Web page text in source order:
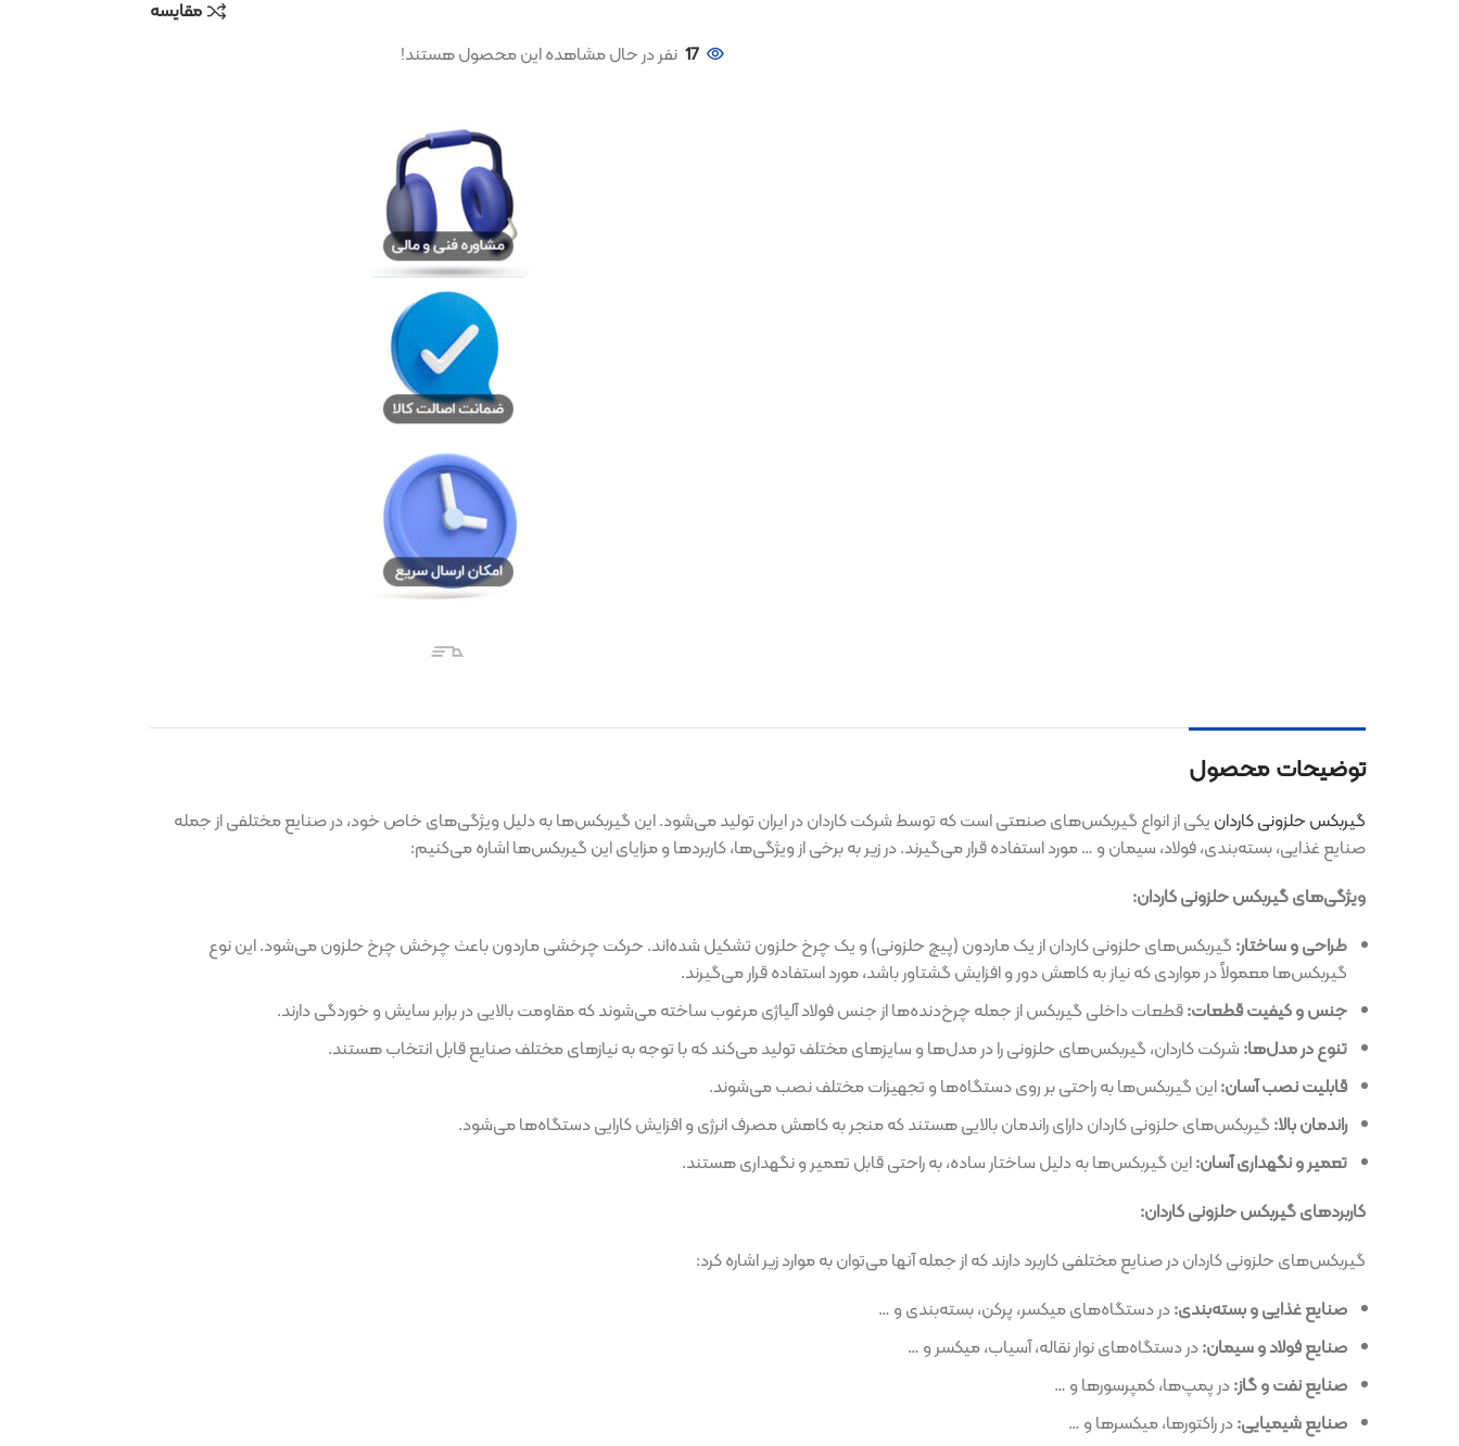
نفر در حال مشاهده این محصول هستند!
توضیحات محصول
گیربکس حلزونی کاردانیکی از انواع گیربکس‌های صنعتی است که توسط شرکت کاردان در ایران تولید می‌شود. این گیربکس‌ها به دلیل ویژگی‌های خاص خود، در صنایع مختلفی از جمله
صنایع غذایی، بسته‌بندی، فولاد، سیمان و … مورد استفاده قرار می‌گیرند. در زیر به برخی از ویژگی‌ها، کاربردها و مزایای این گیربکس‌ها اشاره می‌کنیم:
ویژگی‌های گیربکس حلزونی کاردان:
طراحی و ساختار:گیربکس‌های حلزونی کاردان از یک ماردون (پیچ حلزونی) و یک چرخ حلزون تشکیل شده‌اند. حرکت چرخشی ماردون باعث چرخش چرخ حلزون می‌شود. این نوع
گیربکس‌ها معمولاً در مواردی که نیاز به کاهش دور و افزایش گشتاور باشد، مورد استفاده قرار می‌گیرند.
جنس و کیفیت قطعات:قطعات داخلی گیربکس از جمله چرخ‌دنده‌ها از جنس فولاد آلیاژی مرغوب ساخته می‌شوند که مقاومت بالایی در برابر سایش و خوردگی دارند.
تنوع در مدل‌ها:شرکت کاردان، گیربکس‌های حلزونی را در مدل‌ها و سایزهای مختلف تولید می‌کند که با توجه به نیازهای مختلف صنایع قابل انتخاب هستند.
قابلیت نصب آسان:این گیربکس‌ها به راحتی بر روی دستگاه‌ها و تجهیزات مختلف نصب می‌شوند.
راندمان بالا:گیربکس‌های حلزونی کاردان دارای راندمان بالایی هستند که منجر به کاهش مصرف انرژی و افزایش کارایی دستگاه‌ها می‌شود.
تعمیر و نگهداری آسان:این گیربکس‌ها به دلیل ساختار ساده، به راحتی قابل تعمیر و نگهداری هستند.
کاربردهای گیربکس حلزونی کاردان:
گیربکس‌های حلزونی کاردان در صنایع مختلفی کاربرد دارند که از جمله آنها می‌توان به موارد زیر اشاره کرد:
صنایع غذایی و بسته‌بندی:در دستگاه‌های میکسر، پرکن، بسته‌بندی و …
صنایع فولاد و سیمان:در دستگاه‌های نوار نقاله، آسیاب، میکسر و …
صنایع نفت و گاز:در پمپ‌ها، کمپرسورها و …
صنایع شیمیایی:در راکتورها، میکسرها و …